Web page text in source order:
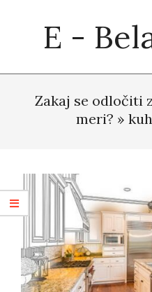
E -
NavigationZakaj se odločiti
meri? »